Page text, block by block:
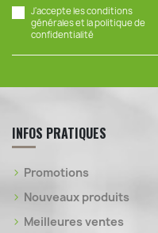
J'accepte les conditions
générales et la politique de
confidentialité
INFOS PRATIQUES
Promotions
Nouveaux produits
Meilleures ventes